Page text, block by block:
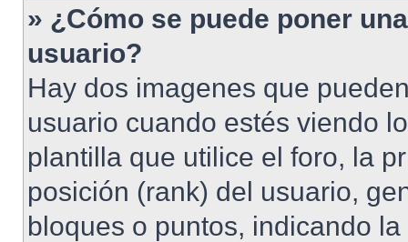
» ¿Cómo se puede poner
usuario?
Hay dos imagenes que
usuario cuando estés viendo
plantilla que utilice el foro, la
posición (rank) del usuario,
bloques o puntos, indicando